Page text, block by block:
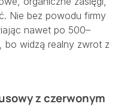
Nie bez powodu firmy
nawet po 500–
bo widzą realny zwrot z
z czerwonym